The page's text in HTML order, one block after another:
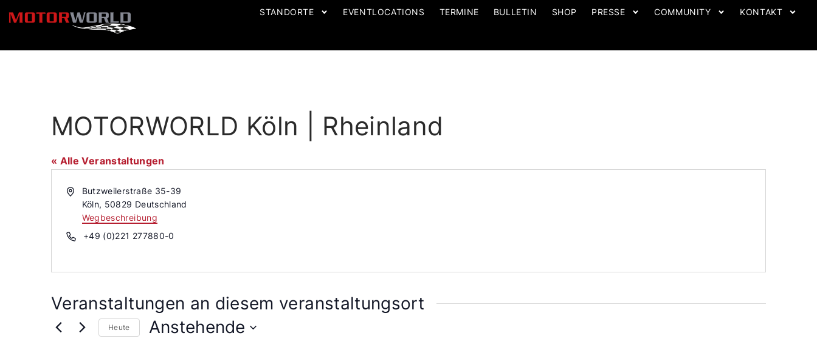
STANDORTE EVENTLOCATIONS TERMINE BULLETIN SHOP PRESSE COMMUNITY KONTAKT
MOTORWORLD Köln | Rheinland
« Alle Veranstaltungen
AdresseButzweilerstraße 35-39
Köln, 50829 Deutschland
Wegbeschreibung
Telefon+49 (0)221 277880-0
Veranstaltungen an diesem veranstaltungsort
Heute Anstehende